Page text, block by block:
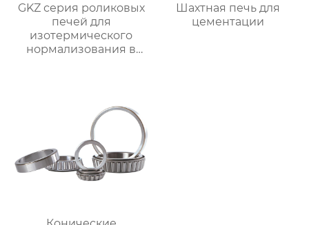
GKZ серия роликовых
печей для
изотермического
нормализования в
Шахтная печь для
цементации